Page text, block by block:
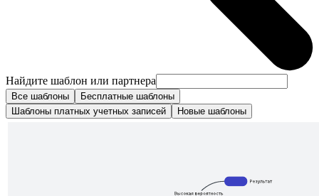
Найдите шаблон или партнера
Все шаблоны
Бесплатные шаблоны
Шаблоны платных учетных записей
Новые шаблоны